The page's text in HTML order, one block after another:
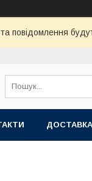
повідомлення